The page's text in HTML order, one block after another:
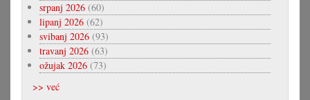
srpanj 2026 (60)
lipanj 2026 (62)
svibanj 2026 (93)
travanj 2026 (63)
ožujak 2026 (73)
>> već